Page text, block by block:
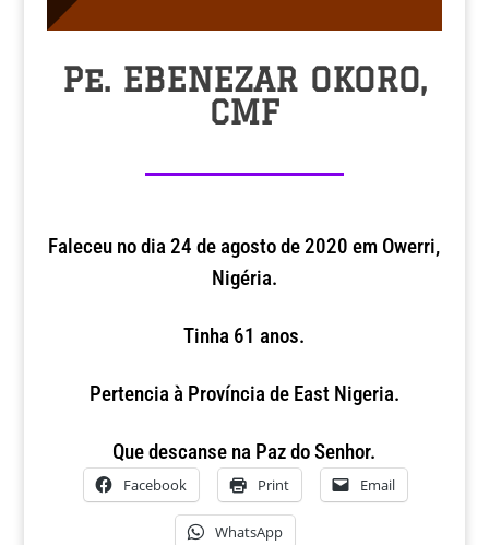
Pe. EBENEZAR OKORO,
CMF
Faleceu no dia 24 de agosto de 2020 em Owerri,
Nigéria.
Tinha 61 anos.
Pertencia à Província de East Nigeria.
Que descanse na Paz do Senhor.
Facebook Print Email
WhatsApp